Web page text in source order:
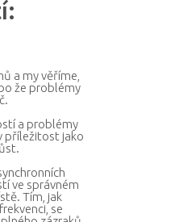
a my věříme,
že problémy
a problémy
příležitost jako
ve správném
Tím, jak
se